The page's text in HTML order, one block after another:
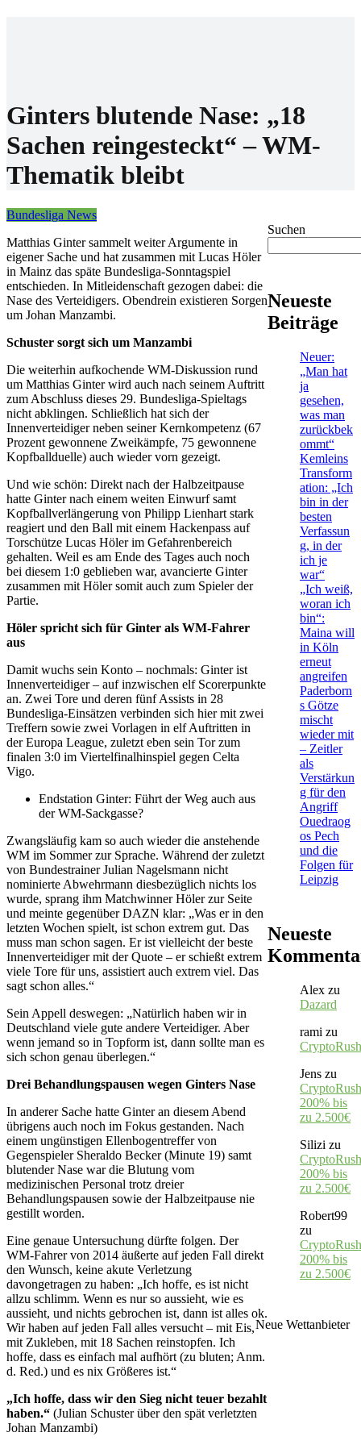
Ginters blutende Nase: „18
Sachen reingesteckt“ – WM-
Thematik bleibt
Bundesliga News
Matthias Ginter sammelt weiter Argumente in
eigener Sache und hat zusammen mit Lucas Höler
in Mainz das späte Bundesliga-Sonntagspiel
entschieden. In Mitleidenschaft gezogen dabei: die
Nase des Verteidigers. Obendrein existieren Sorgen
um Johan Manzambi.
Schuster sorgt sich um Manzambi
Die weiterhin aufkochende WM-Diskussion rund
um Matthias Ginter wird auch nach seinem Auftritt
zum Abschluss dieses 29. Bundesliga-Spieltags
nicht abklingen. Schließlich hat sich der
Innenverteidiger neben seiner Kernkompetenz (67
Prozent gewonnene Zweikämpfe, 75 gewonnene
Kopfballduelle) auch wieder vorn gezeigt.
Und wie schön: Direkt nach der Halbzeitpause
hatte Ginter nach einem weiten Einwurf samt
Kopfballverlängerung von Philipp Lienhart stark
reagiert und den Ball mit einem Hackenpass auf
Torschütze Lucas Höler im Gefahrenbereich
gehalten. Weil es am Ende des Tages auch noch
bei diesem 1:0 geblieben war, avancierte Ginter
zusammen mit Höler somit auch zum Spieler der
Partie.
Höler spricht sich für Ginter als WM-Fahrer
aus
Damit wuchs sein Konto – nochmals: Ginter ist
Innenverteidiger – auf inzwischen elf Scorerpunkte
an. Zwei Tore und deren fünf Assists in 28
Bundesliga-Einsätzen verbinden sich hier mit zwei
Treffern sowie zwei Vorlagen in elf Auftritten in
der Europa League, zuletzt eben sein Tor zum
finalen 3:0 im Viertelfinalhinspiel gegen Celta
Vigo.
Endstation Ginter: Führt der Weg auch aus
der WM-Sackgasse?
Zwangsläufig kam so auch wieder die anstehende
WM im Sommer zur Sprache. Während der zuletzt
von Bundestrainer Julian Nagelsmann nicht
nominierte Abwehrmann diesbezüglich nichts los
wurde, sprang ihm Matchwinner Höler zur Seite
und meinte gegenüber DAZN klar: „Was er in den
letzten Wochen spielt, ist schon extrem gut. Das
muss man schon sagen. Er ist vielleicht der beste
Innenverteidiger mit der Quote – er schießt extrem
viele Tore für uns, assistiert auch extrem viel. Das
sagt schon alles.“
Sein Appell deswegen: „Natürlich haben wir in
Deutschland viele gute andere Verteidiger. Aber
wenn jemand so in Topform ist, dann sollte man es
sich schon genau überlegen.“
Drei Behandlungspausen wegen Ginters Nase
In anderer Sache hatte Ginter an diesem Abend
übrigens auch noch im Fokus gestanden. Nach
einem ungünstigen Ellenbogentreffer von
Gegenspieler Sheraldo Becker (Minute 19) samt
blutender Nase war die Blutung vom
medizinischen Personal trotz dreier
Behandlungspausen sowie der Halbzeitpause nie
gestillt worden.
Eine genaue Untersuchung dürfte folgen. Der
WM-Fahrer von 2014 äußerte auf jeden Fall direkt
den Wunsch, keine akute Verletzung
davongetragen zu haben: „Ich hoffe, es ist nicht
allzu schlimm. Wenn es nur so aussieht, wie es
aussieht, und nichts gebrochen ist, dann ist alles ok.
Wir haben auf jeden Fall alles versucht – mit Eis,
mit Zukleben, mit 18 Sachen reinstopfen. Ich
hoffe, dass es einfach mal aufhört (zu bluten; Anm.
d. Red.) und es nix Größeres ist.“
„Ich hoffe, dass wir den Sieg nicht teuer bezahlt
haben.“ (Julian Schuster über den spät verletzten
Johan Manzambi)
Suchen
Neueste
Beiträge
Neuer:
„Man hat
ja
gesehen,
was man
zurückbek
ommt“
Kemleins
Transform
ation: „Ich
bin in der
besten
Verfassun
g, in der
ich je
war“
„Ich weiß,
woran ich
bin“:
Maina will
in Köln
erneut
angreifen
Paderborn
s Götze
mischt
wieder mit
– Zeitler
als
Verstärkun
g für den
Angriff
Ouedraog
os Pech
und die
Folgen für
Leipzig
Neueste
Alex zu
Dazard
rami zu
CryptoRush
Jens zu
200% bis
zu 2.500€
Silizi zu
200% bis
zu 2.500€
Robert99
zu
200% bis
zu 2.500€
Neue Wettanbieter